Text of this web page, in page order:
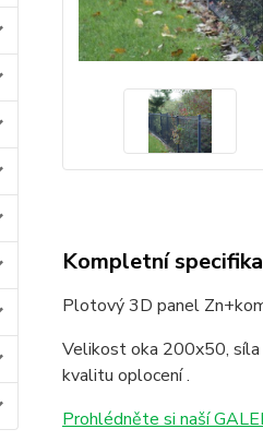
Kompletní
Plotový 3D panel
Velikost oka 200x50, síla
kvalitu oplocení .
Prohlédněte si naší